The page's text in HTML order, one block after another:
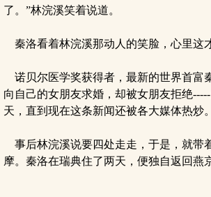
了。”林浣溪笑着说道。
秦洛看着林浣溪那动人的笑脸，心里这
诺贝尔医学奖获得者，最新的世界首富
向自己的女朋友求婚，却被女朋友拒绝
天，直到现在这条新闻还被各大媒体热炒。
事后林浣溪说要四处走走，于是，就带
摩。秦洛在瑞典住了两天，便独自返回燕